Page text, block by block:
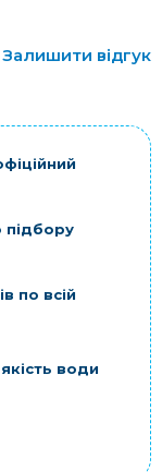
Залишити відгук
підбору
по всій
води